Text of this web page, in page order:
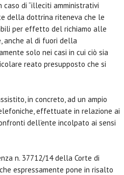
caso di “illeciti amministrativi
della dottrina riteneva che le
per effetto del richiamo alle
anche al di fuori della
solo nei casi in cui ciò sia
reato presupposto che si
in concreto, ad un ampio
effettuate in relazione ai
dell’ente incolpato ai sensi
n. 37712/14 della Corte di
espressamente pone in risalto